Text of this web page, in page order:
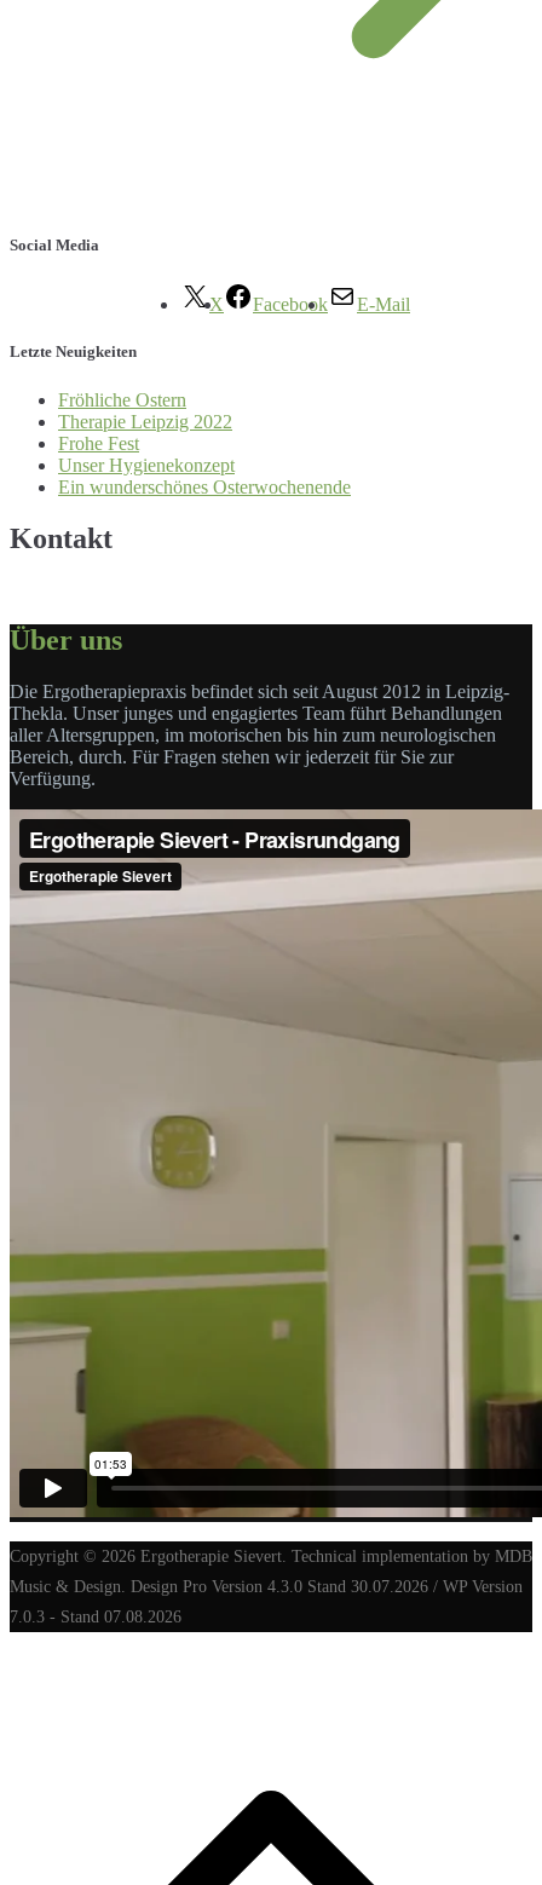
Social Media
X Facebook E-Mail
Letzte Neuigkeiten
Fröhliche Ostern
Therapie Leipzig 2022
Frohe Fest
Unser Hygienekonzept
Ein wunderschönes Osterwochenende
Kontakt
Über uns
Die Ergotherapiepraxis befindet sich seit August 2012 in Leipzig-
Thekla. Unser junges und engagiertes Team führt Behandlungen
aller Altersgruppen, im motorischen bis hin zum neurologischen
Bereich, durch. Für Fragen stehen wir jederzeit für Sie zur
Verfügung.
Copyright © 2026 Ergotherapie Sievert. Technical implementation by MDB
Music & Design. Design Pro Version 4.3.0 Stand 30.07.2026 / WP Version
7.0.3 - Stand 07.08.2026